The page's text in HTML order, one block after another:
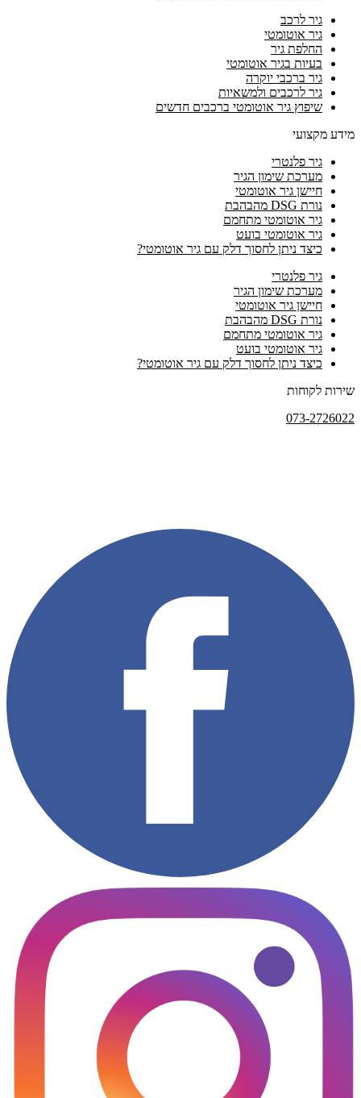
גיר לרכב
גיר אוטומטי
החלפת גיר
בעיות בגיר אוטומטי
גיר ברכבי יוקרה
גיר לרכבים ולמשאיות
שיפוץ גיר אוטומטי ברכבים חדשים
מידע מקצועי
גיר פלנטרי
מערכת שימון הגיר
חיישן גיר אוטומטי
נורת DSG מהבהבת
גיר אוטומטי מתחמם
גיר אוטומטי בועט
כיצד ניתן לחסוך דלק עם גיר אוטומטי?
גיר פלנטרי
מערכת שימון הגיר
חיישן גיר אוטומטי
נורת DSG מהבהבת
גיר אוטומטי מתחמם
גיר אוטומטי בועט
כיצד ניתן לחסוך דלק עם גיר אוטומטי?
שירות לקוחות
073-2726022